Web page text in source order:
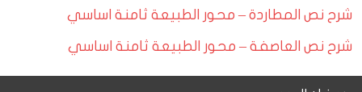
شرح نص المطاردة – محور الطبيعة ثامنة اساسي
شرح نص العاصفة – محور الطبيعة ثامنة اساسي